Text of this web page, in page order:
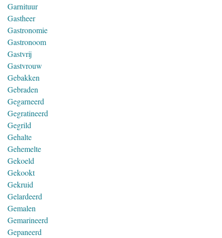
Garnituur
Gastheer
Gastronomie
Gastronoom
Gastvrij
Gastvrouw
Gebakken
Gebraden
Gegarneerd
Gegratineerd
Gegrild
Gehalte
Gehemelte
Gekoeld
Gekookt
Gekruid
Gelardeerd
Gemalen
Gemarineerd
Gepaneerd